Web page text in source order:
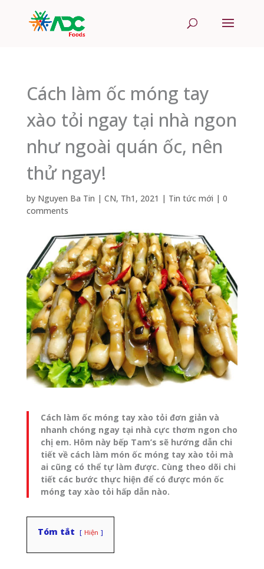
Cách làm ốc móng tay
xào tỏi ngay tại nhà ngon
như ngoài quán ốc, nên
thử ngay!
by Nguyen Ba Tin | CN, Th1, 2021 | Tin tức mới | 0
comments
Cách làm ốc móng tay xào tỏi đơn giản và
nhanh chóng ngay tại nhà cực thơm ngon cho
chị em. Hôm này bếp Tam’s sẽ hướng dẫn chi
tiết về cách làm món ốc móng tay xào tỏi mà
ai cũng có thể tự làm được. Cùng theo dõi chi
tiết các bước thực hiện để có được món ốc
móng tay xào tỏi hấp dẫn nào.
Tóm tắt Hiện